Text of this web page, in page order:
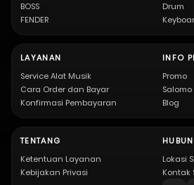
BOSS
FENDER
Drum
LAYANAN
Service Alat Musik
Cara Order dan Bayar
Konfirmasi Pembayaran
INFO
Promo
Blog
TENTANG
Ketentuan Layanan
Kebijakan Privasi
Lokasi
Kontak